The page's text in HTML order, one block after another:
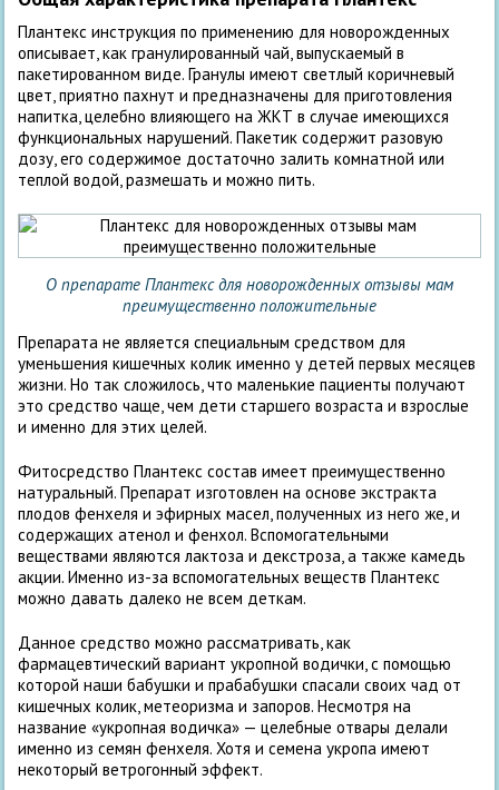
Плантекс инструкция по применению для новорожденных
описывает, как гранулированный чай, выпускаемый в
пакетированном виде. Гранулы имеют светлый коричневый
цвет, приятно пахнут и предназначены для приготовления
напитка, целебно влияющего на ЖКТ в случае имеющихся
функциональных нарушений. Пакетик содержит разовую
дозу, его содержимое достаточно залить комнатной или
теплой водой, размешать и можно пить.
О препарате Плантекс для новорожденных отзывы мам
преимущественно положительные
Препарата не является специальным средством для
уменьшения кишечных колик именно у детей первых месяцев
жизни. Но так сложилось, что маленькие пациенты получают
это средство чаще, чем дети старшего возраста и взрослые
и именно для этих целей.
Фитосредство Плантекс состав имеет преимущественно
натуральный. Препарат изготовлен на основе экстракта
плодов фенхеля и эфирных масел, полученных из него же, и
содержащих атенол и фенхол. Вспомогательными
веществами являются лактоза и декстроза, а также камедь
акции. Именно из-за вспомогательных веществ Плантекс
можно давать далеко не всем деткам.
Данное средство можно рассматривать, как
фармацевтический вариант укропной водички, с помощью
которой наши бабушки и прабабушки спасали своих чад от
кишечных колик, метеоризма и запоров. Несмотря на
название «укропная водичка» — целебные отвары делали
именно из семян фенхеля. Хотя и семена укропа имеют
некоторый ветрогонный эффект.